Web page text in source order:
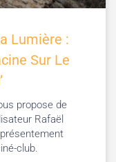
Lumière :
Sur Le
propose de
Rafaël
club.